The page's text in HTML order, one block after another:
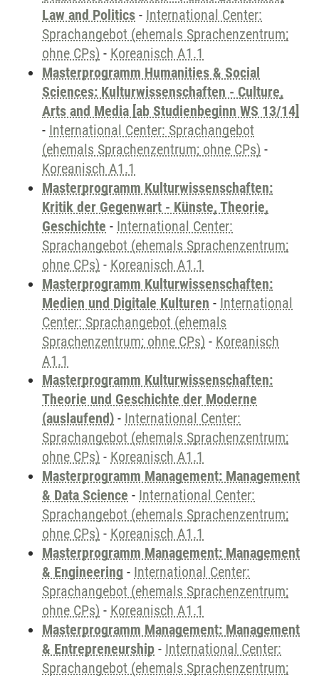
Law and Politics - International Center:
Sprachangebot (ehemals Sprachenzentrum;
ohne CPs) - Koreanisch A1.1
Masterprogramm Humanities & Social
Sciences: Kulturwissenschaften - Culture,
Arts and Media [ab Studienbeginn WS 13/14]
- International Center: Sprachangebot
(ehemals Sprachenzentrum; ohne CPs) -
Koreanisch A1.1
Masterprogramm Kulturwissenschaften:
Kritik der Gegenwart - Künste, Theorie,
Geschichte - International Center:
Sprachangebot (ehemals Sprachenzentrum;
ohne CPs) - Koreanisch A1.1
Masterprogramm Kulturwissenschaften:
Medien und Digitale Kulturen - International
Center: Sprachangebot (ehemals
Sprachenzentrum; ohne CPs) - Koreanisch
A1.1
Masterprogramm Kulturwissenschaften:
Theorie und Geschichte der Moderne
(auslaufend) - International Center:
Sprachangebot (ehemals Sprachenzentrum;
ohne CPs) - Koreanisch A1.1
Masterprogramm Management: Management
& Data Science - International Center:
Sprachangebot (ehemals Sprachenzentrum;
ohne CPs) - Koreanisch A1.1
Masterprogramm Management: Management
& Engineering - International Center:
Sprachangebot (ehemals Sprachenzentrum;
ohne CPs) - Koreanisch A1.1
Masterprogramm Management: Management
& Entrepreneurship - International Center:
Sprachangebot (ehemals Sprachenzentrum;